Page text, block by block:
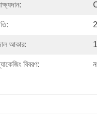
আকার:
বিবরণ: